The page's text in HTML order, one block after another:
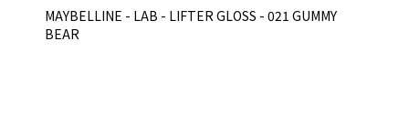
MAYBELLINE - LAB - LIFTER GLOSS - 021 GUMMY
BEAR